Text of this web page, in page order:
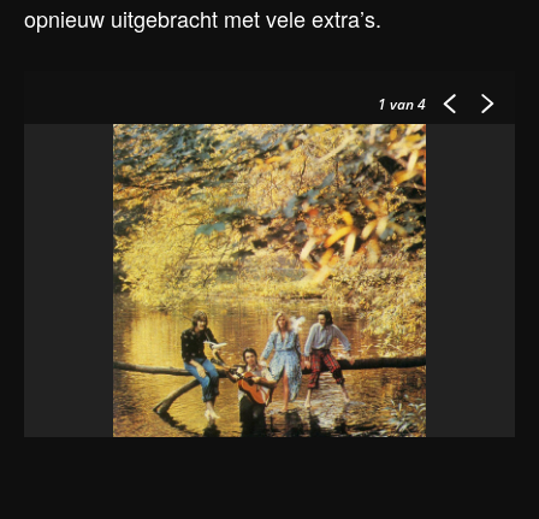
opnieuw uitgebracht met vele extra’s.
1 van 4